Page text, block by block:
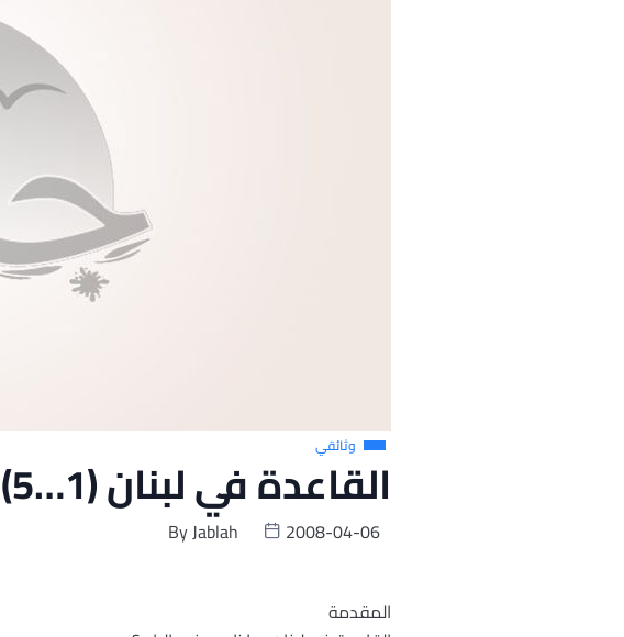
وثائقي
القاعدة في لبنان (1…5)
ByJablah 2008-04-06
المقدمة